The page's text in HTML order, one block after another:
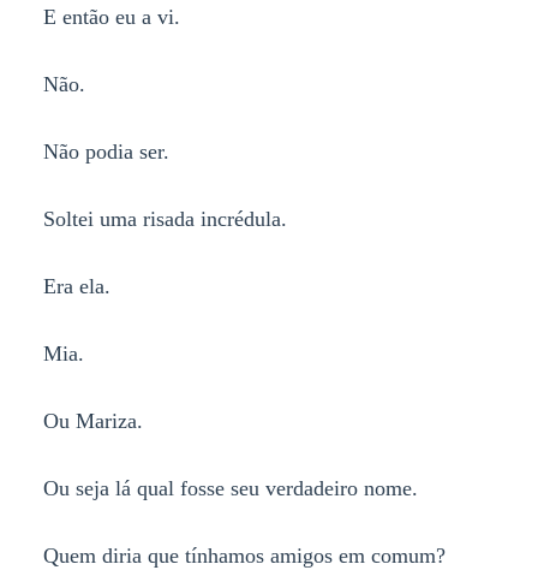
E então eu a vi.
Não.
Não podia ser.
Soltei uma risada incrédula.
Era ela.
Mia.
Ou Mariza.
Ou seja lá qual fosse seu verdadeiro nome.
Quem diria que tínhamos amigos em comum?